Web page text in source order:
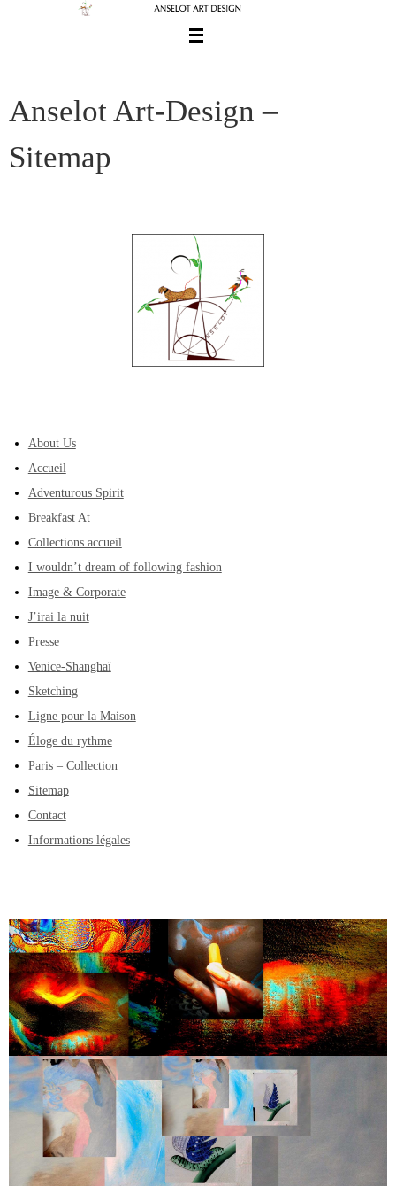
Anselot Art-Design –
Sitemap
About Us
Accueil
Adventurous Spirit
Breakfast At
Collections accueil
I wouldn’t dream of following fashion
Image & Corporate
J’irai la nuit
Presse
Venice-Shanghaï
Sketching
Ligne pour la Maison
Éloge du rythme
Paris – Collection
Sitemap
Contact
Informations légales